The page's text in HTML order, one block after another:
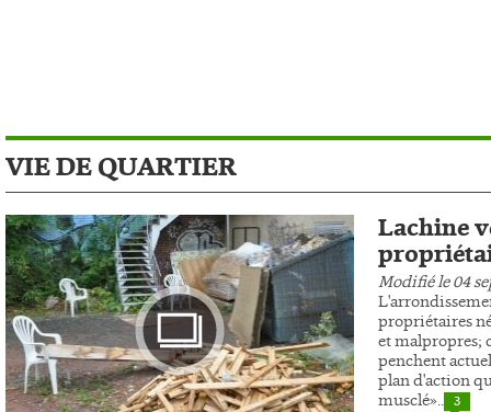
VIE DE QUARTIER
Lachine
Modifié le 04
propriétaires
et malpropres;
penchent
plan d'action
musclé».. 3